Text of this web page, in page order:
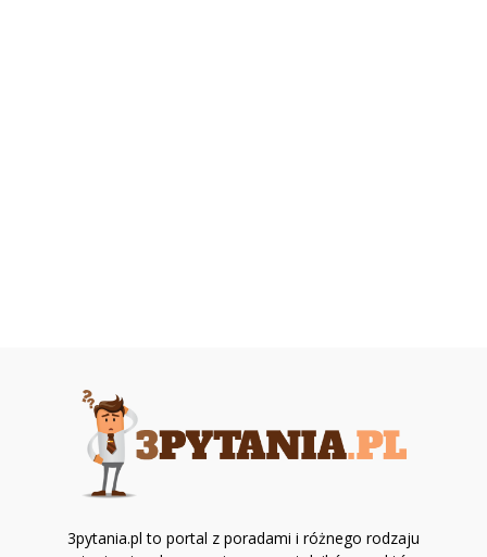
3pytania.pl to portal z poradami i różnego rodzaju